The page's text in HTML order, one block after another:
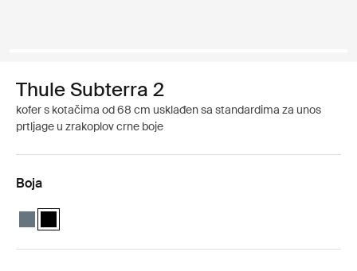
Thule Subterra 2
kofer s kotačima od 68 cm usklađen sa standardima za unos
prtljage u zrakoplov crne boje
Boja
Thule Subterra checked spinner Tamno siva
Thule Subterra checked spinner Crna (selected)